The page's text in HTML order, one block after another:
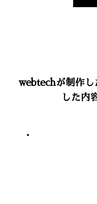
webtechが制作し
した内